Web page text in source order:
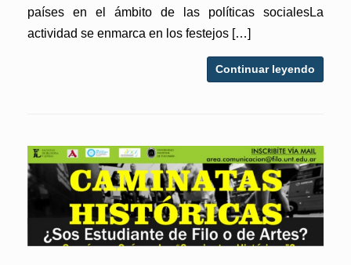
países en el ámbito de las políticas socialesLa
actividad se enmarca en los festejos […]
Continuar leyendo